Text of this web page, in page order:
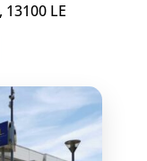
13100 LE